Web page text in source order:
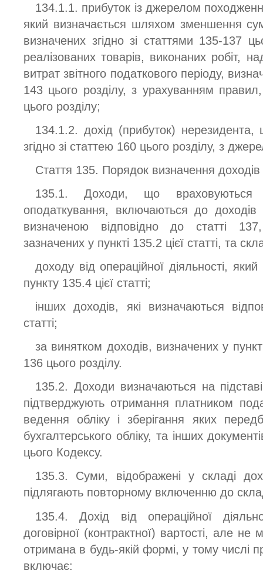
134.1.1. прибуток із джерелом
який визначається шляхом зменшення
визначених згідно зі статтями 135-137
реалізованих товарів, виконаних робіт,
витрат звітного податкового періоду,
143 цього розділу, з урахуванням
цього розділу;
134.1.2. дохід (прибуток) нерезидента,
згідно зі статтею 160 цього розділу, з
Стаття 135. Порядок визначення доходів
135.1. Доходи, що враховуються
оподаткування, включаються до доходів
визначеною відповідно до статті
зазначених у пункті 135.2 цієї статті, та
доходу від операційної діяльності,
пункту 135.4 цієї статті;
інших доходів, які визначаються
статті;
за винятком доходів, визначених у
136 цього розділу.
135.2. Доходи визначаються на
підтверджують отримання платником
ведення обліку і зберігання яких
бухгалтерського обліку, та інших
цього Кодексу.
135.3. Суми, відображені у складі
підлягають повторному включенню до
135.4. Дохід від операційної
договірної (контрактної) вартості, але
отримана в будь-якій формі, у тому числі
включає: